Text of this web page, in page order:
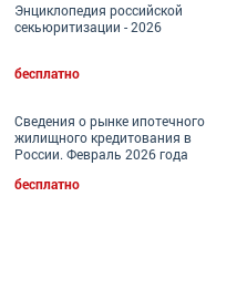
Энциклопедия российской
секьюритизации - 2026
бесплатно
Сведения о рынке ипотечного
жилищного кредитования в
России. Февраль 2026 года
бесплатно